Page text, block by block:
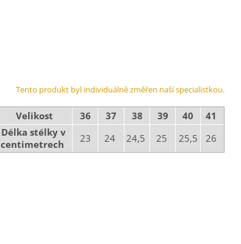
Tento produkt byl individuálně změřen naší specialistkou.
Velikost 36 37 38 39 40
41
Délka stélky v
centimetrech
23 24 24,5 25 25,5 26